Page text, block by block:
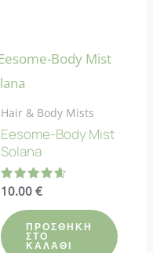
Hair & Body Mists
Eesome-Body Mist
Solana
Βαθμολογήθηκε
4.63
από 5
10.00€
ΠΡΟΣΘΉΚΗ
ΣΤΟ
ΚΑΛΆΘΙ